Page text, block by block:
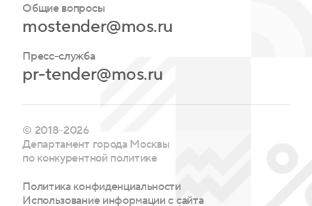
Общие вопросы
mostender@mos.ru
Пресс-служба
pr-tender@mos.ru
© 2018-2026
Департамент города Москвы
по конкурентной политике
Политика конфиденциальности
Использование информации с сайта